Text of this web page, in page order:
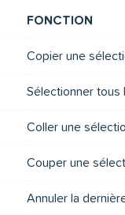
FONCTION
Copier une
Sélectionner tous
Coller une
Couper une
Annuler la